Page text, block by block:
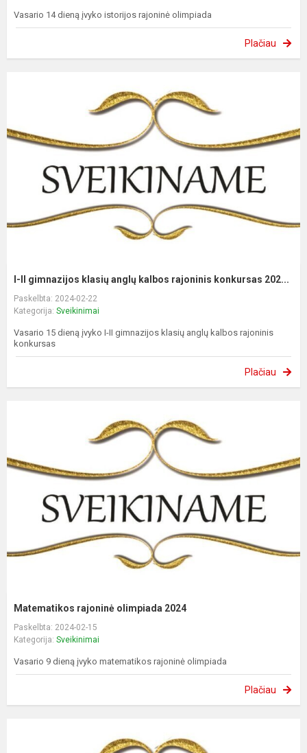
Vasario 14 dieną įvyko istorijos rajoninė olimpiada
Plačiau
I-II gimnazijos klasių anglų kalbos rajoninis konkursas 202...
Paskelbta: 2024-02-22
Kategorija: Sveikinimai
Vasario 15 dieną įvyko I-II gimnazijos klasių anglų kalbos rajoninis
konkursas
Plačiau
Matematikos rajoninė olimpiada 2024
Paskelbta: 2024-02-15
Kategorija: Sveikinimai
Vasario 9 dieną įvyko matematikos rajoninė olimpiada
Plačiau